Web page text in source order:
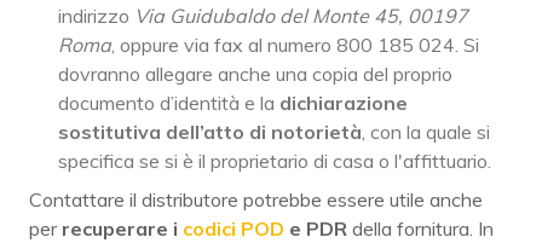
indirizzo Via Guidubaldo del Monte 45, 00197
Roma, oppure via fax al numero 800 185 024. Si
dovranno allegare anche una copia del proprio
documento d’identità e la dichiarazione
sostitutiva dell’atto di notorietà , con la quale si
specifica se si è il proprietario di casa o l'affittuario.
Contattare il distributore potrebbe essere utile anche
per recuperare i codici POD e PDR della fornitura. In